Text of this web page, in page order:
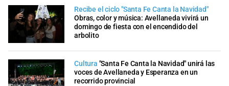
Recibe el ciclo "Santa Fe Canta la Navidad"
Obras, color y música: Avellaneda vivirá un
domingo de fiesta con el encendido del
arbolito
Cultura "Santa Fe Canta la Navidad" unirá las
voces de Avellaneda y Esperanza en un
recorrido provincial